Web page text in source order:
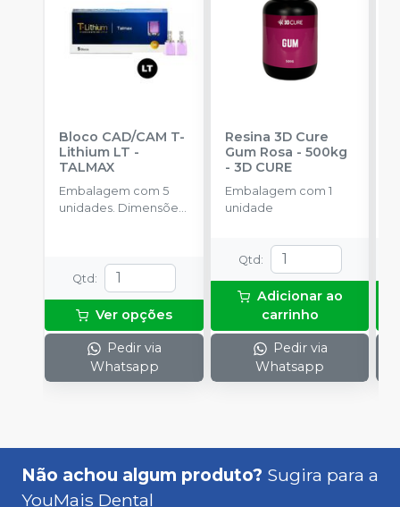
Bloco CAD/CAM T-
Lithium LT -
TALMAX
Embalagem com 5
unidades. Dimensões
Qtd:
Ver opções
Pedir via
Whatsapp
Resina 3D Cure
Gum Rosa - 500kg
- 3D CURE
Embalagem com 1
unidade
Qtd:
Adicionar ao
carrinho
Pedir via
Whatsapp
Não achou algum produto? Sugira para a
YouMais Dental